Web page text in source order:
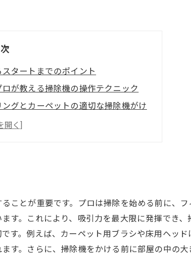
タートまでのポイント
が教える掃除機の操作テクニック
グとカーペットの適切な掃除機がけ
ための定期的なケアとポイント
ことが重要です。プロは掃除を始める前に、
す。これにより、吸引力を最大限に発揮でき、
す。例えば、カーペット用ブラシや床用ヘッ
す。さらに、掃除機をかける前に部屋の中の大